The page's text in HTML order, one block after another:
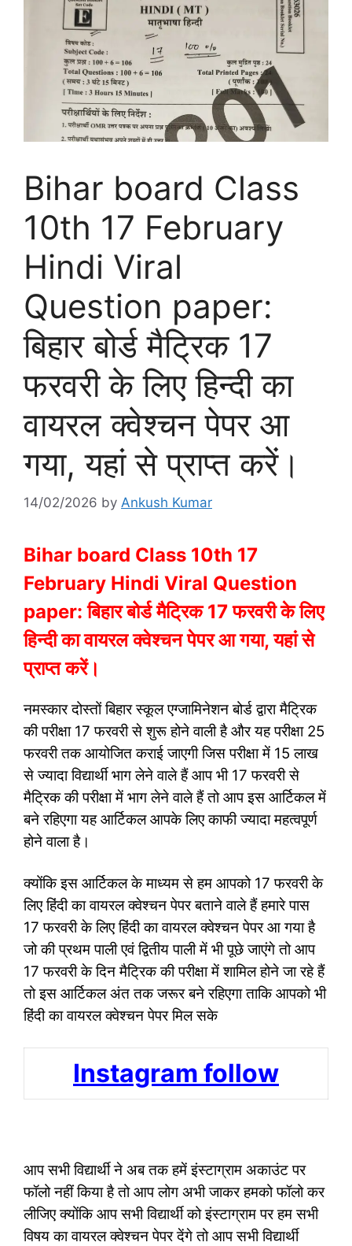
Bihar board Class
10th 17 February
Hindi Viral
Question paper:
बिहार बोर्ड मैट्रिक 17
फरवरी के लिए हिन्दी का
वायरल क्वेश्चन पेपर आ
गया, यहां से प्राप्त करें।
14/02/2026 by Ankush Kumar
Bihar board Class 10th 17
February Hindi Viral Question
paper: बिहार बोर्ड मैट्रिक 17 फरवरी के लिए
हिन्दी का वायरल क्वेश्चन पेपर आ गया, यहां से
प्राप्त करें।
नमस्कार दोस्तों बिहार स्कूल एग्जामिनेशन बोर्ड द्वारा मैट्रिक
की परीक्षा 17 फरवरी से शुरू होने वाली है और यह परीक्षा 25
फरवरी तक आयोजित कराई जाएगी जिस परीक्षा में 15 लाख
से ज्यादा विद्यार्थी भाग लेने वाले हैं आप भी 17 फरवरी से
मैट्रिक की परीक्षा में भाग लेने वाले हैं तो आप इस आर्टिकल में
बने रहिएगा यह आर्टिकल आपके लिए काफी ज्यादा महत्वपूर्ण
होने वाला है।
क्योंकि इस आर्टिकल के माध्यम से हम आपको 17 फरवरी के
लिए हिंदी का वायरल क्वेश्चन पेपर बताने वाले हैं हमारे पास
17 फरवरी के लिए हिंदी का वायरल क्वेश्चन पेपर आ गया है
जो की प्रथम पाली एवं द्वितीय पाली में भी पूछे जाएंगे तो आप
17 फरवरी के दिन मैट्रिक की परीक्षा में शामिल होने जा रहे हैं
तो इस आर्टिकल अंत तक जरूर बने रहिएगा ताकि आपको भी
हिंदी का वायरल क्वेश्चन पेपर मिल सके
Instagram follow
आप सभी विद्यार्थी ने अब तक हमें इंस्टाग्राम अकाउंट पर
फॉलो नहीं किया है तो आप लोग अभी जाकर हमको फॉलो कर
लीजिए क्योंकि आप सभी विद्यार्थी को इंस्टाग्राम पर हम सभी
विषय का वायरल क्वेश्चन पेपर देंगे तो आप सभी विद्यार्थी